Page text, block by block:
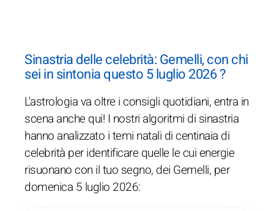
Sinastria delle celebrità: Gemelli, con chi
sei in sintonia questo 5 luglio 2026 ?
L'astrologia va oltre i consigli quotidiani, entra in
scena anche qui! I nostri algoritmi di sinastria
hanno analizzato i temi natali di centinaia di
celebrità per identificare quelle le cui energie
risuonano con il tuo segno, dei Gemelli, per
domenica 5 luglio 2026: